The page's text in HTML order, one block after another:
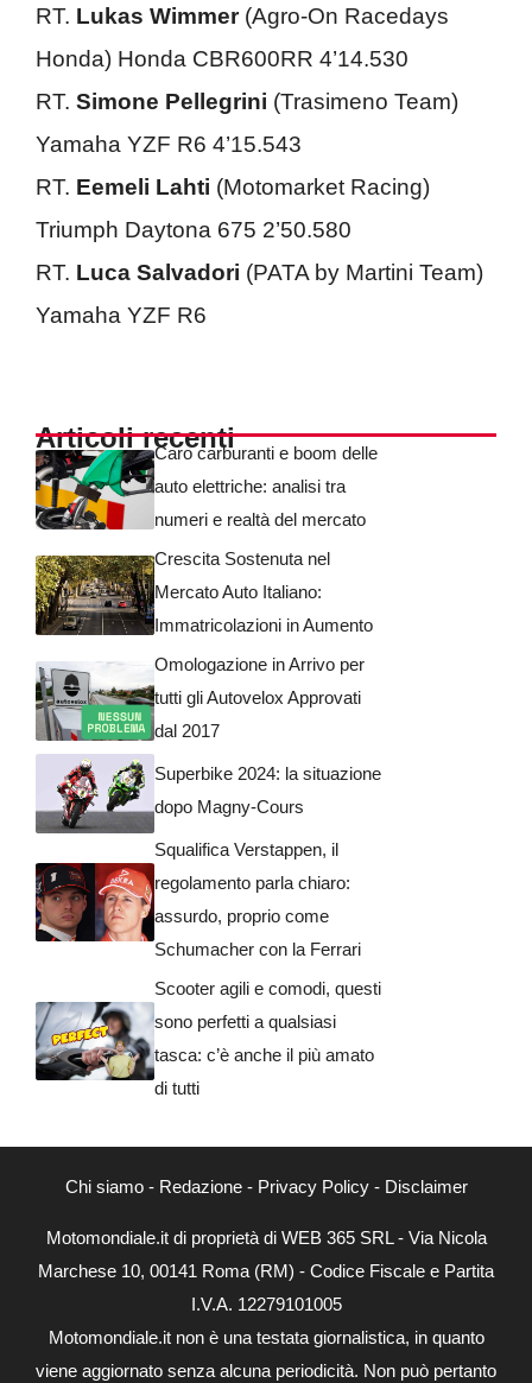
RT. Lukas Wimmer (Agro-On Racedays
Honda) Honda CBR600RR 4’14.530
RT. Simone Pellegrini (Trasimeno Team)
Yamaha YZF R6 4’15.543
RT. Eemeli Lahti (Motomarket Racing)
Triumph Daytona 675 2’50.580
RT. Luca Salvadori (PATA by Martini Team)
Yamaha YZF R6
Articoli recentiCaro carburanti e boom delle
auto elettriche: analisi tra
numeri e realtà del mercato
Crescita Sostenuta nel
Mercato Auto Italiano:
Immatricolazioni in Aumento
Omologazione in Arrivo per
tutti gli Autovelox Approvati
dal 2017
Superbike 2024: la situazione
dopo Magny-Cours
Squalifica Verstappen, il
regolamento parla chiaro:
assurdo, proprio come
Schumacher con la Ferrari
Scooter agili e comodi, questi
sono perfetti a qualsiasi
tasca: c’è anche il più amato
di tutti
Chi siamo- Redazione- Privacy Policy- Disclaimer
Motomondiale.it di proprietà di WEB 365 SRL - Via Nicola
Marchese 10, 00141 Roma (RM) - Codice Fiscale e Partita
I.V.A. 12279101005
Motomondiale.it non è una testata giornalistica, in quanto
viene aggiornato senza alcuna periodicità. Non può pertanto